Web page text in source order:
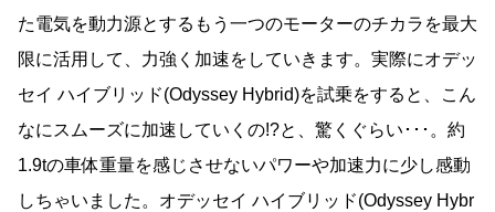
た電気を動力源とするもう一つのモーターのチカラを最大
限に活用して、力強く加速をしていきます。実際にオデッ
セイ ハイブリッド(Odyssey Hybrid)を試乗をすると、こん
なにスムーズに加速していくの!?と、驚くぐらい･･･。約
1.9tの車体重量を感じさせないパワーや加速力に少し感動
しちゃいました。オデッセイ ハイブリッド(Odyssey Hybr